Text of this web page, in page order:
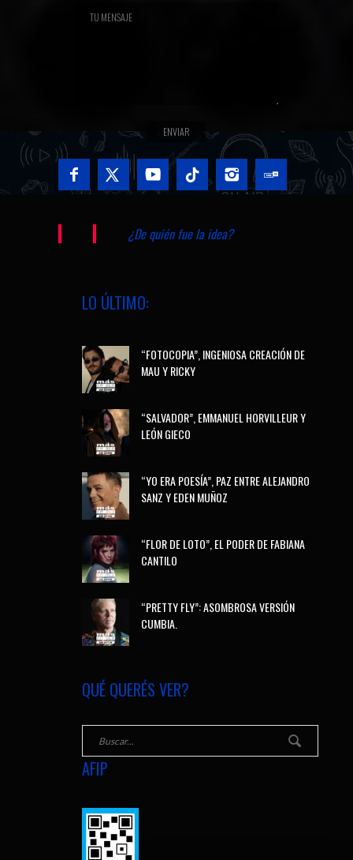
¿De quién fue la idea?
LO ÚLTIMO:
“FOTOCOPIA”, INGENIOSA CREACIÓN DE
MAU Y RICKY
“SALVADOR”, EMMANUEL HORVILLEUR Y
LEÓN GIECO
“YO ERA POESÍA”, PAZ ENTRE ALEJANDRO
SANZ Y EDEN MUÑOZ
“FLOR DE LOTO”, EL PODER DE FABIANA
CANTILO
“PRETTY FLY”: ASOMBROSA VERSIÓN
CUMBIA.
QUÉ QUERÉS VER?
AFIP